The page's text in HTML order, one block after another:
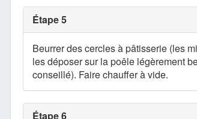
Étape 5
Beurrer des cercles à pâtisserie (les
les déposer sur la poêle légèrement
conseillé). Faire chauffer à vide.
Étape 6